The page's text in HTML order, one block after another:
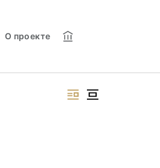
О проекте